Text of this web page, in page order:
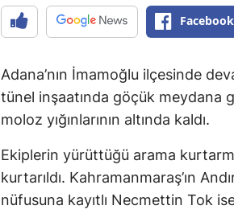
Adana’nın İmamoğlu ilçesinde
tünel inşaatında göçük meydana
moloz yığınlarının altında kaldı.
Ekiplerin yürüttüğü arama
kurtarıldı. Kahramanmaraş’ın
nüfusuna kayıtlı Necmettin Tok